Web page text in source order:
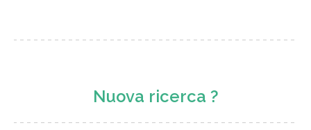
Nuova ricerca ?